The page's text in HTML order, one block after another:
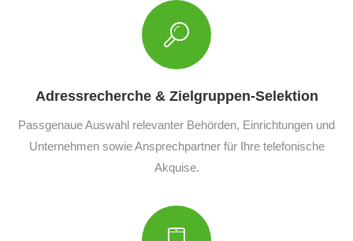
Adressrecherche & Zielgruppen-Selektion
Passgenaue Auswahl relevanter Behörden, Einrichtungen und
Unternehmen sowie Ansprechpartner für Ihre telefonische
Akquise.